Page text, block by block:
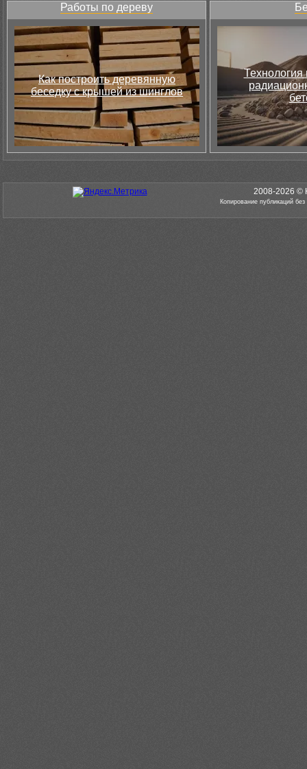
Работы по дереву
Как построить деревянную
беседку с крышей из шинглов
Технология
2008-2026 ©
Копирование публикаций